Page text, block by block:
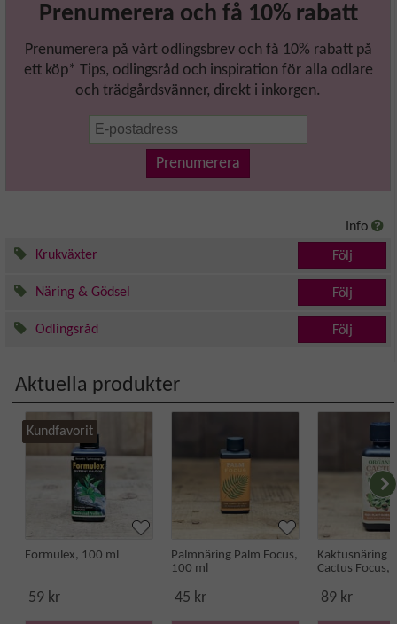
Prenumerera och få 10% rabatt
Prenumerera på vårt odlingsbrev och få 10% rabatt på
ett köp* Tips, odlingsråd och inspiration för alla odlare
och trädgårdsvänner, direkt i inkorgen.
Prenumerera
Info
Krukväxter
Följ
Näring & Gödsel Följ
Odlingsråd Följ
Aktuella produkter
Kundfavorit
Formulex, 100 ml
59 kr
Palmnäring Palm Focus,
100 ml
45 kr
Kaktusnäring
Cactus Focus,
89 kr